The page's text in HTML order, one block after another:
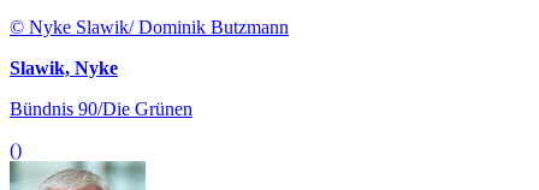
© Nyke Slawik/ Dominik Butzmann
Slawik, Nyke
Bündnis 90/Die Grünen
()